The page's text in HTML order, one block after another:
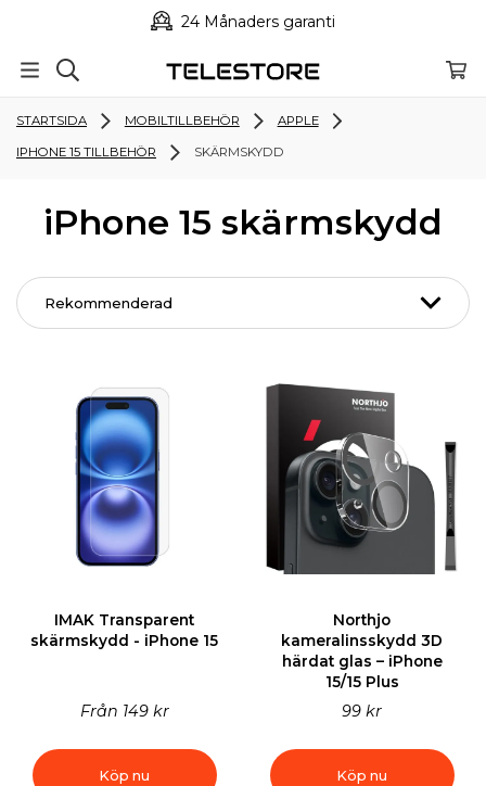
24 Månaders garanti
STARTSIDA MOBILTILLBEHÖR APPLE
IPHONE 15 TILLBEHÖR SKÄRMSKYDD
iPhone 15 skärmskydd
IMAK Transparent
skärmskydd - iPhone 15
Från 149 kr
Köp nu
Northjo
kameralinsskydd 3D
härdat glas – iPhone
15/15 Plus
99 kr
Köp nu